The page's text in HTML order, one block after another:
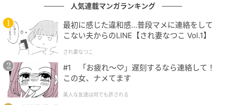
100均などで買えるアルコール・精油対応のプラスチ
ック容器、またはガラス製のスプレー容器に入れて、1
日数回空気中にスプレーしてください。さっぱりとし
た香りのレモングラスやティートリー（Tea tree）な
ど、好みのアロマオイル（精油）を選ぶといいでしょ
う。
ただし、手作りのエアフレッシュナーを使う場合は注
人気連載マンガランキング
最初に感じた違和感…普段マメに連絡をして
こない夫からのLINE【され妻なつこ Vol.1】
され妻なつこ
#1 「お疲れ〜♡」遅刻するなら連絡して！
この女、ナメてます
美人な友達は何でも許される